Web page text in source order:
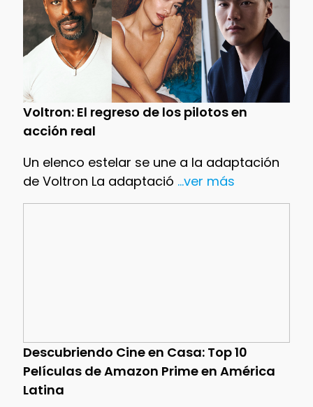
Voltron: El regreso de los pilotos en
acción real
Un elenco estelar se une a la adaptación
de Voltron La adaptació ...ver más
Descubriendo Cine en Casa: Top 10
Películas de Amazon Prime en América
Latina